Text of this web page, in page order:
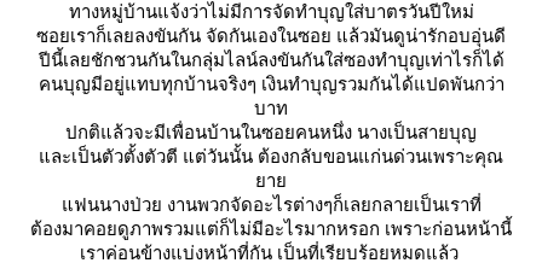
ทางหมู่บ้านแจ้งว่าไม่มีการจัดทำบุญใส่บาตรวันปีใหม่
ซอยเราก็เลยลงขันกัน จัดกันเองในซอย แล้วมันดูน่ารักอบอุ่นดี
ปีนี้เลยชักชวนกันในกลุ่มไลน์ลงขันกันใส่ซองทำบุญเท่าไรก็ได้
คนบุญมีอยู่แทบทุกบ้านจริงๆ เงินทำบุญรวมกันได้แปดพันกว่า
บาท
ปกติแล้วจะมีเพื่อนบ้านในซอยคนหนึ่ง นางเป็นสายบุญ
ละเป็นตัวตั้งตัวตี แต่วันนั้น ต้องกลับขอนแก่นด่วนเพราะคุณ
า
ฟนนางป่วย งานพวกจัดอะไรต่างๆก็เลยกลายเป็นเราที่
ต้องมาคอยดูภาพรวมแต่ก็ไม่มีอะไรมากหรอก เพราะก่อนหน้านี้
เราค่อนข้างแบ่งหน้าที่กัน เป็นที่เรียบร้อยหมดแล้ว